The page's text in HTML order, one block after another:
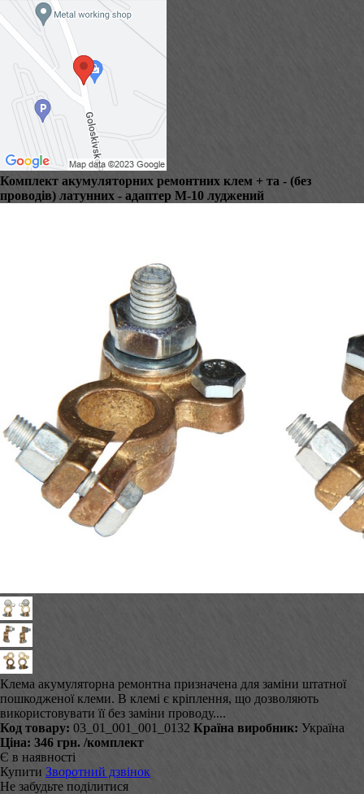
Комплект акумуляторних ремонтних клем + та - (без
проводів) латунних - адаптер М-10 луджений
Клема акумуляторна ремонтна призначена для заміни штатної
пошкодженої клеми. В клемі є кріплення, що дозволяють
використовувати її без заміни проводу....
Код товару: 03_01_001_001_0132 Країна виробник: Україна
Ціна: 346 грн. /комплект
Є в наявності
Купити Зворотний дзвінок
Не забудьте поділитися